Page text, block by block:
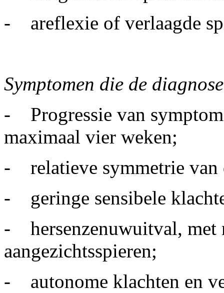
- areflexie of verlaagde
Symptomen die de
- Progressie van
maximaal vier weken;
- relatieve symmetrie van
- geringe sensibele
- hersenzenuwuitval, met
aangezichtsspieren;
- autonome klachten en